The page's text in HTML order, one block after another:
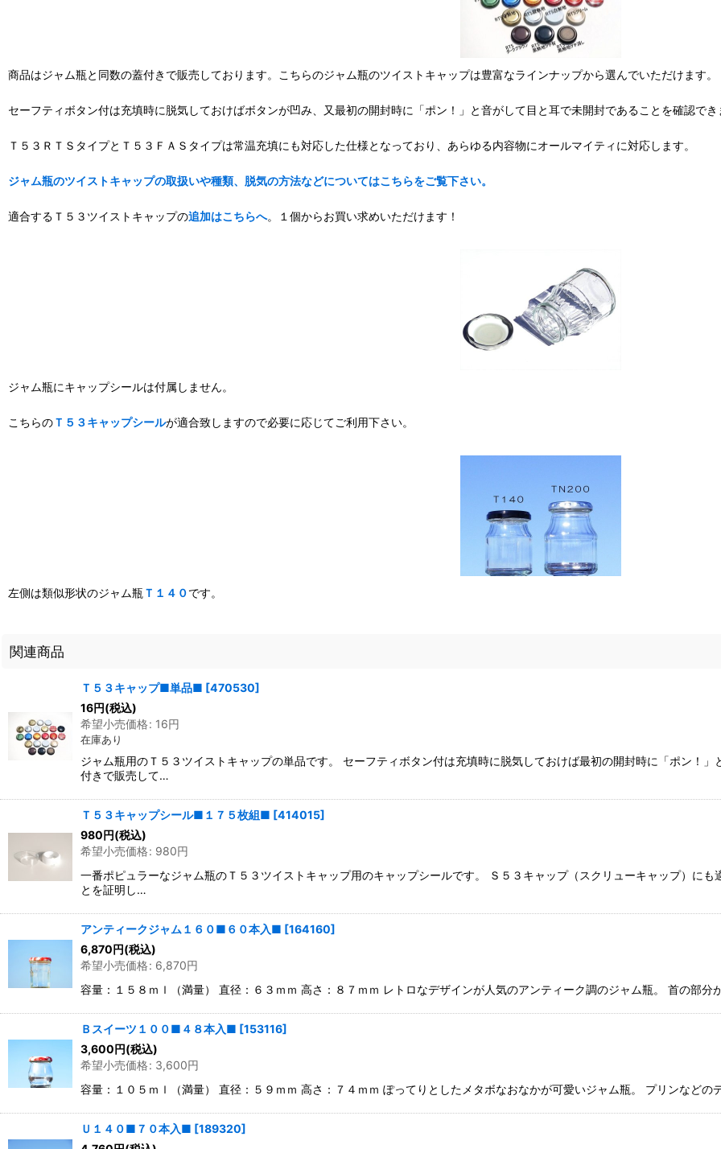
商品はジャム瓶と同数の蓋付きで販売しております。こちらのジャム瓶のツイストキャップは豊富なラインナップから選んでいただけます。
セーフティボタン付は充填時に脱気しておけばボタンが凹み、又最初の開封時に「ポン！」と音がして目と耳で未開封であることを確認でき
Ｔ５３ＲＴＳタイプとＴ５３ＦＡＳタイプは常温充填にも対応した仕様となっており、あらゆる内容物にオールマイティに対応します。
ジャム瓶のツイストキャップの取扱いや種類、脱気の方法などについてはこちらをご覧下さい。
適合するＴ５３ツイストキャップの追加はこちらへ。１個からお買い求めいただけます！
ジャム瓶にキャップシールは付属しません。
こちらのＴ５３キャップシールが適合致しますので必要に応じてご利用下さい。
左側は類似形状のジャム瓶 Ｔ１４０です。
関連商品
Ｔ５３キャップ■単品■ [470530]
16円(税込)
希望小売価格: 16円
在庫あり
ジャム瓶用のＴ５３ツイストキャップの単品です。 セーフティボタン付は充填時に脱気しておけば最初の開封時に「ポン！
付きで販売して…
Ｔ５３キャップシール■１７５枚組■ [414015]
980円(税込)
希望小売価格: 980円
一番ポピュラーなジャム瓶のＴ５３ツイストキャップ用のキャップシールです。 Ｓ５３キャップ（スクリューキャップ）に
とを証明し…
アンティークジャム１６０■６０本入■ [164160]
6,870円(税込)
希望小売価格: 6,870円
容量：１５８ｍｌ（満量） 直径：６３ｍｍ 高さ：８７ｍｍ レトロなデザインが人気のアンティーク調のジャム瓶。 首の部
Ｂスイーツ１００■４８本入■ [153116]
3,600円(税込)
希望小売価格: 3,600円
容量：１０５ｍｌ（満量） 直径：５９ｍｍ 高さ：７４ｍｍ ぽってりとしたメタボなおなかが可愛いジャム瓶。 プリンなど
Ｕ１４０■７０本入■ [189320]